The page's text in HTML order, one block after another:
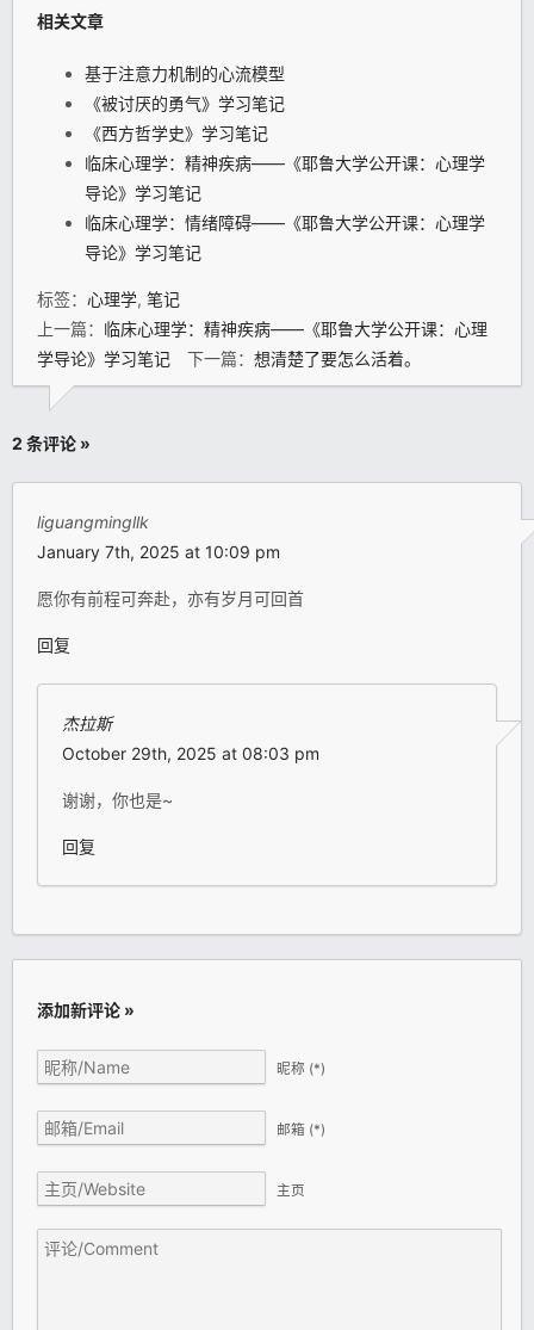
相关文章
基于注意力机制的心流模型
《被讨厌的勇气》学习笔记
《西方哲学史》学习笔记
临床心理学：精神疾病——《耶鲁大学公开课：心理学
导论》学习笔记
临床心理学：情绪障碍——《耶鲁大学公开课：心理学
导论》学习笔记
标签： 心理学, 笔记
上一篇： 临床心理学：精神疾病——《耶鲁大学公开课：心理
学导论》学习笔记 下一篇： 想清楚了要怎么活着。
2 条评论 »
liguangmingllk
January 7th, 2025 at 10:09 pm
愿你有前程可奔赴，亦有岁月可回首
回复
杰拉斯
October 29th, 2025 at 08:03 pm
谢谢，你也是~
回复
添加新评论 »
昵称 (*)
邮箱 (*)
主页